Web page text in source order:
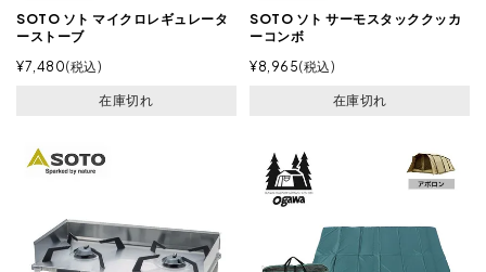
SOTO ソト マイクロレギュレータ
ーストーブ
¥7,480 税込
在庫切れ
SOTO ソト サーモスタッククッカ
ーコンボ
¥8,965 税込
在庫切れ